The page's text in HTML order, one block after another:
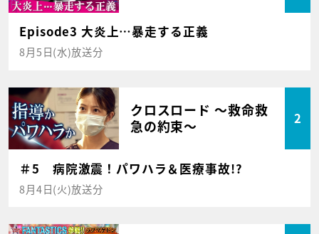
Episode3 大炎上…暴走する正義
8月5日(水)放送分
クロスロード ～救命救
急の約束～
2
＃5 病院激震！パワハラ＆医療事故!?
8月4日(火)放送分